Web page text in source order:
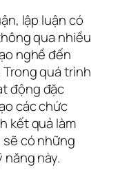
lập luận có
qua nhiều
nghề đến
quá trình
động đặc
các chức
kết quả làm
sẽ có những
này.